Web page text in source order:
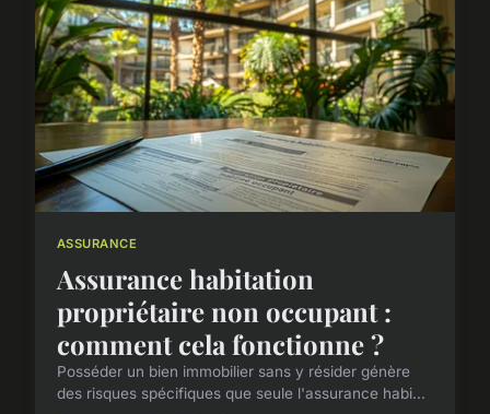
ASSURANCE
Assurance habitation
propriétaire non occupant :
comment cela fonctionne ?
Posséder un bien immobilier sans y résider génère
des risques spécifiques que seule l'assurance habi...